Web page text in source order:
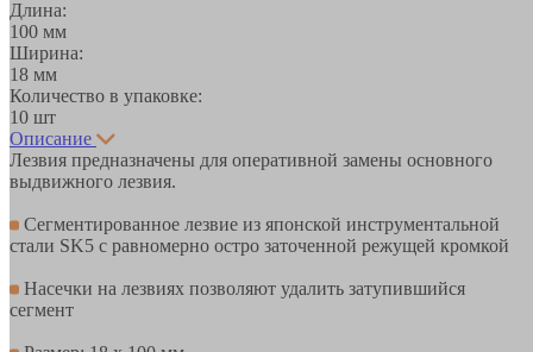
Длина:
100 мм
Ширина:
18 мм
Количество в упаковке:
10 шт
Описание
Лезвия предназначены для оперативной замены основного
выдвижного лезвия.
Сегментированное лезвие из японской инструментальной
стали SK5 с равномерно остро заточенной режущей кромкой
Насечки на лезвиях позволяют удалить затупившийся
сегмент